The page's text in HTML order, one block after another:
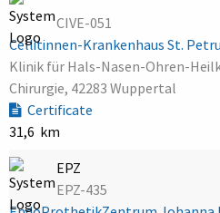
CIVE-051
Cellitinnen-Krankenhaus St.
Klinik für Hals-Nasen-Ohren-
Chirurgie, 42283 Wuppertal
Certificate
31,6 km
EPZ
EPZ-435